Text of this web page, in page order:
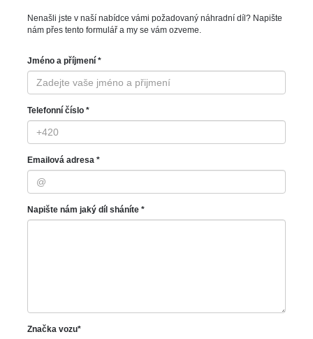
Nenašli jste v naší nabídce vámi požadovaný náhradní díl? Napište
nám přes tento formulář a my se vám ozveme.
Jméno a příjmení *
Telefonní číslo *
Emailová adresa *
Napište nám jaký díl sháníte *
Značka vozu*